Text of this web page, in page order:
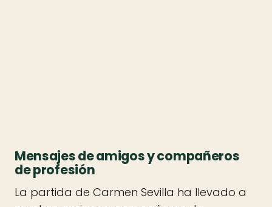
Mensajes de amigos y compañeros
de profesión
La partida de Carmen Sevilla ha llevado a